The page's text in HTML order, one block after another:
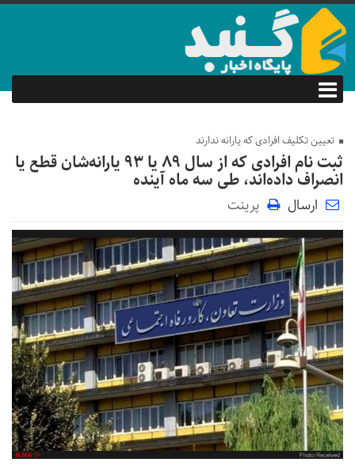
تعیین تکلیف افرادی که یارانه ندارند
ثبت نام افرادی که از سال ۸۹ یا ۹۳ یارانه‌شان قطع یا
انصراف داده‌اند، طی سه ماه آینده
ارسال پرینت